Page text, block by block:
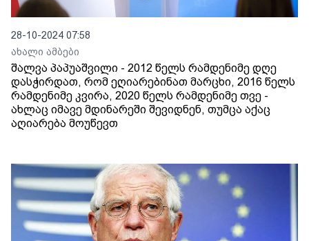
28-10-2024 07:58
ახალი ამბები
შალვა პაპუაშვილი - 2012 წელს რამდენიმე დღე
დასჭირდათ, რომ ეღიარებინათ მარცხი, 2016 წელს
რამდენიმე კვირა, 2020 წელს რამდენიმე თვე -
ახლაც იმავე მდინარეში შევიდნენ, თუმცა აქაც
აღიარება მოუწევთ